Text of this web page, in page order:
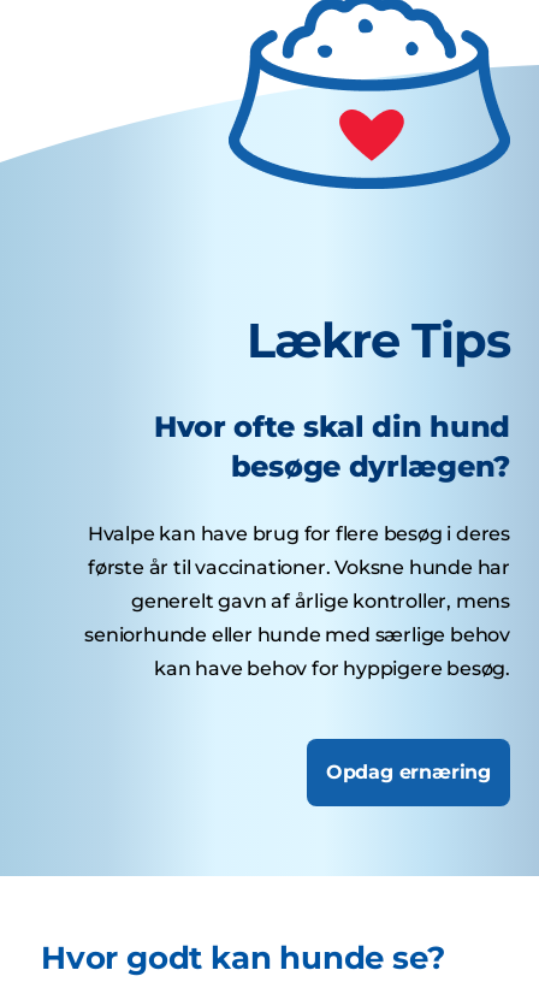
Lækre Tips
Hvor ofte skal din hund
besøge dyrlægen?
Hvalpe kan have brug for flere besøg i deres
første år til vaccinationer. Voksne hunde har
generelt gavn af årlige kontroller, mens
seniorhunde eller hunde med særlige behov
kan have behov for hyppigere besøg.
Opdag ernæring
Hvor godt kan hunde se?